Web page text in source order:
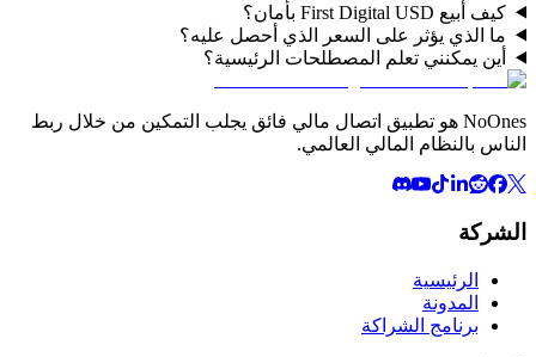
كيف أبيع First Digital USD بأمان؟
ما الذي يؤثر على السعر الذي أحصل عليه؟
أين يمكنني تعلم المصطلحات الرئيسية؟
NoOnes هو تطبيق اتصال مالي فائق يجلب التمكين من خلال ربط
الناس بالنظام المالي العالمي.
الشركة
الرئيسية
المدونة
برنامج الشراكة